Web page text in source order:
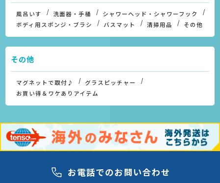
風呂いす 洗面器・手桶
シャワーヘッド・シャワーフック
ボディ用スポンジ・ブラシ
バスマット 清掃用品 その他
その他
マグネットで取付♪
グラスピッチャー
お買い得＆ワケありアイテム
お電話でのお問い合わせ